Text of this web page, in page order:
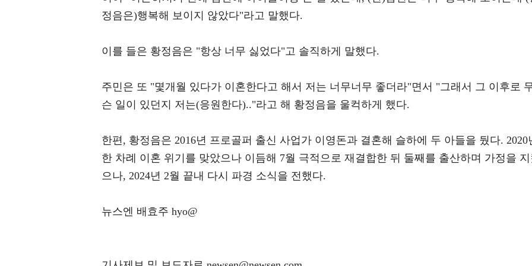
정음은)행복해 보이지 않았다"라고 말했다.
이를 들은 황정음은 "항상 너무 싫었다"고 솔직하게 말했다.
주민은 또 "몇개월 있다가 이혼한다고 해서 저는 너무너무 좋더라"면서 "그래서 그 이후로
슨 일이 있던지 저는(응원한다).."라고 해 황정음을 울컥하게 했다.
한편, 황정음은 2016년 프로골퍼 출신 사업가 이영돈과 결혼해 슬하에 두 아들을 뒀다. 2020
한 차례 이혼 위기를 맞았으나 이듬해 7월 극적으로 재결합한 뒤 둘째를 출산하며 가정을 지
으나, 2024년 2월 끝내 다시 파경 소식을 전했다.
뉴스엔 배효주 hyo@